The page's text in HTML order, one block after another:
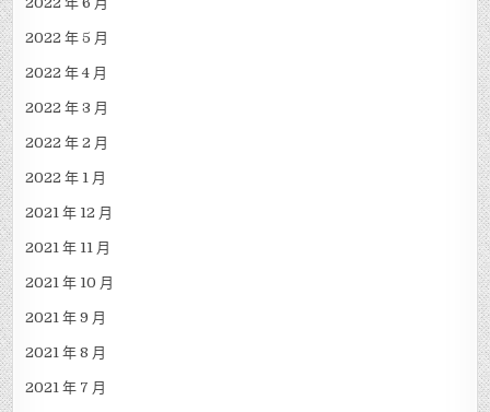
2022 年 5 月
2022 年 4 月
2022 年 3 月
2022 年 2 月
2022 年 1 月
2021 年 12 月
2021 年 11 月
2021 年 10 月
2021 年 9 月
2021 年 8 月
2021 年 7 月